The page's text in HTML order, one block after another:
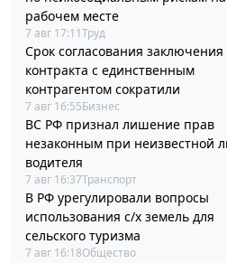
рабочем месте
7 авг 17:11Труд
Срок согласования заключения
контракта с единственным
контрагентом сократили
7 авг 16:55Бизнес
ВС РФ признал лишение прав
незаконным при неизвестной
водителя
7 авг 16:37Транспорт
В РФ урегулировали вопросы
использования с/х земель для
сельского туризма
7 авг 16:18Общество